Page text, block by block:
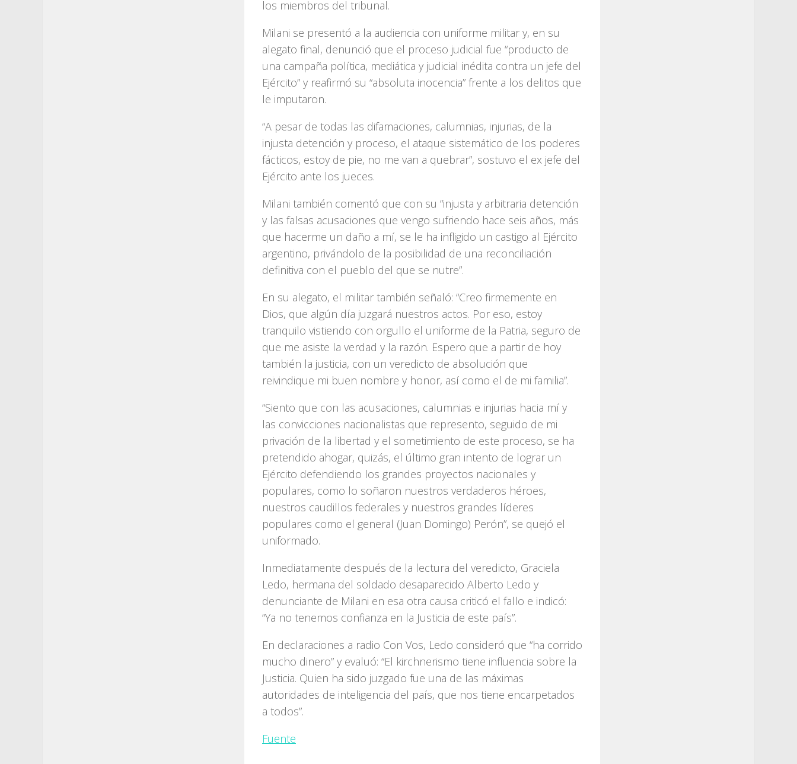
los miembros del tribunal.
Milani se presentó a la audiencia con uniforme militar y, en su
alegato final, denunció que el proceso judicial fue “producto de
una campaña política, mediática y judicial inédita contra un jefe del
Ejército” y reafirmó su “absoluta inocencia” frente a los delitos que
le imputaron.
“A pesar de todas las difamaciones, calumnias, injurias, de la
injusta detención y proceso, el ataque sistemático de los poderes
fácticos, estoy de pie, no me van a quebrar”, sostuvo el ex jefe del
Ejército ante los jueces.
Milani también comentó que con su “injusta y arbitraria detención
y las falsas acusaciones que vengo sufriendo hace seis años, más
que hacerme un daño a mí, se le ha infligido un castigo al Ejército
argentino, privándolo de la posibilidad de una reconciliación
definitiva con el pueblo del que se nutre”.
En su alegato, el militar también señaló: “Creo firmemente en
Dios, que algún día juzgará nuestros actos. Por eso, estoy
tranquilo vistiendo con orgullo el uniforme de la Patria, seguro de
que me asiste la verdad y la razón. Espero que a partir de hoy
también la justicia, con un veredicto de absolución que
reivindique mi buen nombre y honor, así como el de mi familia”.
“Siento que con las acusaciones, calumnias e injurias hacia mí y
las convicciones nacionalistas que represento, seguido de mi
privación de la libertad y el sometimiento de este proceso, se ha
pretendido ahogar, quizás, el último gran intento de lograr un
Ejército defendiendo los grandes proyectos nacionales y
populares, como lo soñaron nuestros verdaderos héroes,
nuestros caudillos federales y nuestros grandes líderes
populares como el general (Juan Domingo) Perón”, se quejó el
uniformado.
Inmediatamente después de la lectura del veredicto, Graciela
Ledo, hermana del soldado desaparecido Alberto Ledo y
denunciante de Milani en esa otra causa criticó el fallo e indicó:
“Ya no tenemos confianza en la Justicia de este país”.
En declaraciones a radio Con Vos, Ledo consideró que “ha corrido
mucho dinero” y evaluó: “El kirchnerismo tiene influencia sobre la
Justicia. Quien ha sido juzgado fue una de las máximas
autoridades de inteligencia del país, que nos tiene encarpetados
a todos”.
Fuente